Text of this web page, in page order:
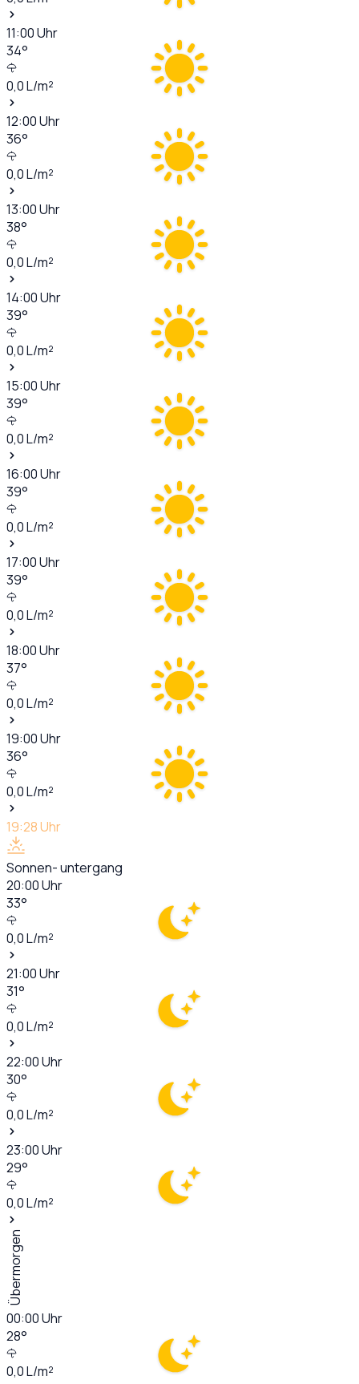
11:00Uhr
34°
0,0L/m²
12:00Uhr
36°
0,0L/m²
13:00Uhr
38°
0,0L/m²
14:00Uhr
39°
0,0L/m²
15:00Uhr
39°
0,0L/m²
16:00Uhr
39°
0,0L/m²
17:00Uhr
39°
0,0L/m²
18:00Uhr
37°
0,0L/m²
19:00Uhr
36°
0,0L/m²
19:28Uhr
Sonnen- untergang
20:00Uhr
33°
0,0L/m²
21:00Uhr
31°
0,0L/m²
22:00Uhr
30°
0,0L/m²
23:00Uhr
29°
0,0L/m²
Übermorgen
00:00Uhr
28°
0,0L/m²